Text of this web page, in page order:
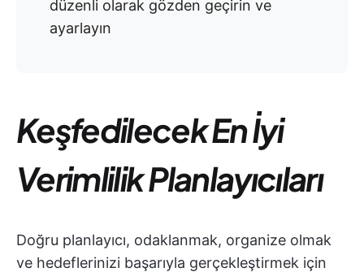
düzenli olarak gözden geçirin ve
ayarlayın
Keşfedilecek En İyi
Verimlilik Planlayıcıları
Doğru planlayıcı, odaklanmak, organize olmak
ve hedeflerinizi başarıyla gerçekleştirmek için